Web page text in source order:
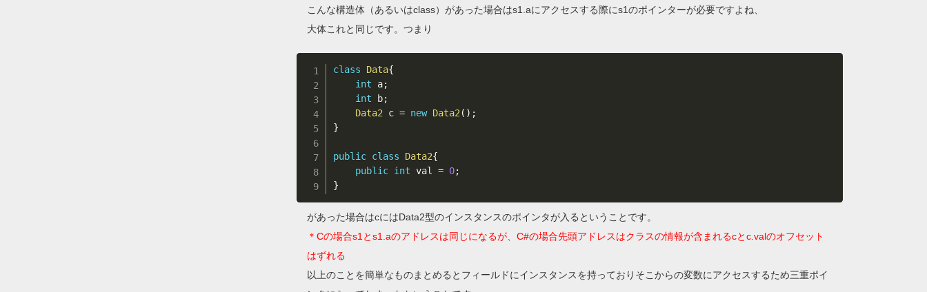
こんな構造体（あるいはclass）があった場合はs1.aにアクセスする際にs1のポインターが必要ですよね、
大体これと同じです。つまり
class Data{
int a;
int b;
Data2 c = new Data2 ( ) ;
}
public class Data2{
public int val = 0;
}
があった場合はcにはData2型のインスタンスのポインタが入るということです。
＊Cの場合s1とs1.aのアドレスは同じになるが、C#の場合先頭アドレスはクラスの情報が含まれるcとc.valのオフセット
はずれる
以上のことを簡単なものまとめるとフィールドにインスタンスを持っておりそこからの変数にアクセスするため三重ポイ